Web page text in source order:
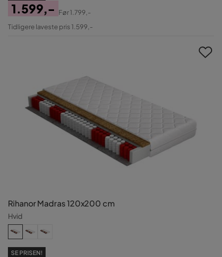
Pris
1.599,-
Original
Før1.799,-
Tidligere laveste pris 1.599,-
Rihanor Madras 120x200 cm
Hvid
SE PRISEN!